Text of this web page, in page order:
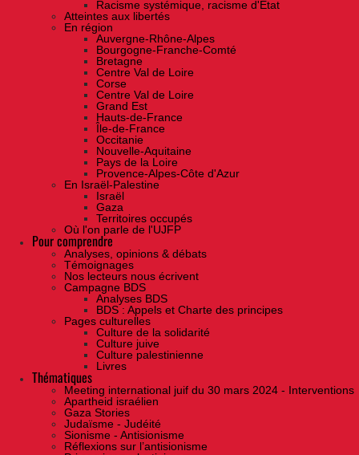
Racisme systémique, racisme d'État
Atteintes aux libertés
En région
Auvergne-Rhône-Alpes
Bourgogne-Franche-Comté
Bretagne
Centre Val de Loire
Corse
Centre Val de Loire
Grand Est
Hauts-de-France
Île-de-France
Occitanie
Nouvelle-Aquitaine
Pays de la Loire
Provence-Alpes-Côte d'Azur
En Israël-Palestine
Israël
Gaza
Territoires occupés
Où l'on parle de l'UJFP
Pour comprendre
Analyses, opinions & débats
Témoignages
Nos lecteurs nous écrivent
Campagne BDS
Analyses BDS
BDS : Appels et Charte des principes
Pages culturelles
Culture de la solidarité
Culture juive
Culture palestinienne
Livres
Thématiques
Meeting international juif du 30 mars 2024 - Interventions
Apartheid israélien
Gaza Stories
Judaïsme - Judéité
Sionisme - Antisionisme
Réflexions sur l’antisionisme